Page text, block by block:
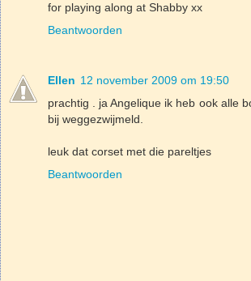
for playing along at Shabby xx
Beantwoorden
Ellen 12 november 2009 om 19:50
prachtig . ja Angelique ik heb ook alle
bij weggezwijmeld.
leuk dat corset met die pareltjes
Beantwoorden